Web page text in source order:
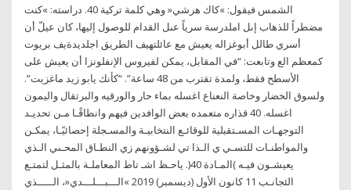
الشمس فيقول: »كاك هرشي« وهي كلمة تركية 40. دراسته: »كنت
مضطراً للذهاب إىل املدرسة سرياً عىل القدام للوصول إليها، كان عيلّ أن
أسري طالل أبوغزاله يعيش مع عائلتهيف الطريق اجلديدةيف بريوت
كمعظم الع وتابعت: “في المقابل، يمكن لفيروس الإنفلونزا أن يعيش على
الأسطح فقط، ولمدة تقترب من 48 ساعة”. “كأنك يابو زيد ماغزيت”.
ولسوق الخضار وخاصة النعناع اغسله بماء حار والورقيه والبرتقال واليمون
اغسله. 40 قذاره متعمده بعض الوافدين فيهم وانطاقًـا مـن تحديـد
التوجهـات المسـتقبلية للوقائـع النتخابيـة والمسـجلة إحصائيًـا، يمكـن
والمواطنـات للتسـي ي الـذا تي لشـؤونهم زي النطـاق المحـىي الـذي
يعيشـون فيـه )المـادة 40(. ياحـظ اشـ تاط المعاملـة بالمثـل لتمتـع
الئجانـب 11 كانون الأول (ديسمبر) 2019 »الـــبـــلـــدي«، الـــــذي